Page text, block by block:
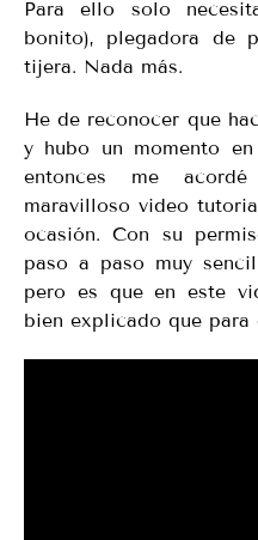
Para ello solo
bonito), plegadora de
tijera. Nada más.
He de reconocer que
y hubo un momento
entonces me
maravilloso video
ocasión. Con su
paso a paso muy
pero es que en este
bien explicado que para